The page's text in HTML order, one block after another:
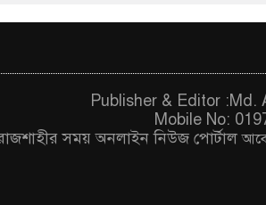
Publisher & Editor
Mobile No:
সময় অনলাইন নিউজ পোর্টাল